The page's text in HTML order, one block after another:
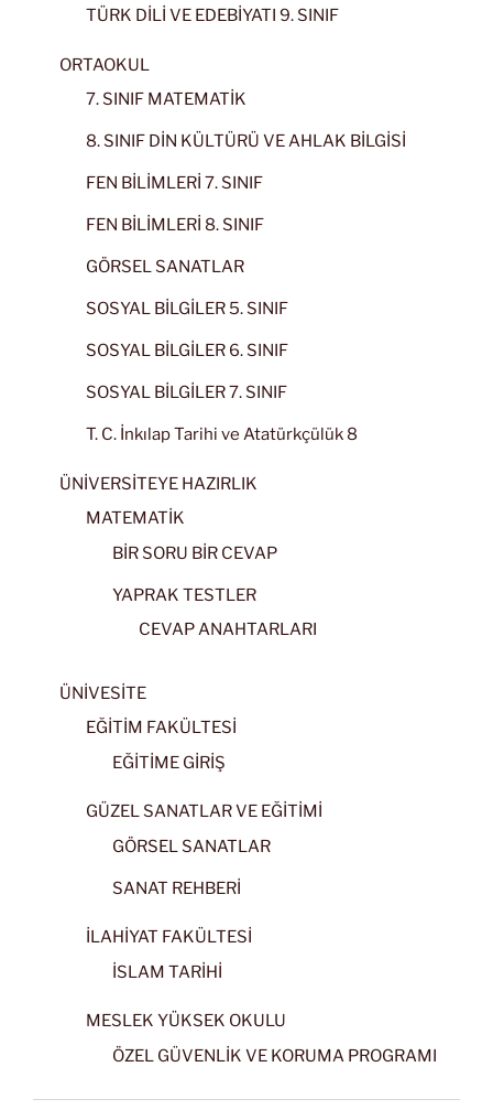
TÜRK DİLİ VE EDEBİYATI 9. SINIF
ORTAOKUL
7. SINIF MATEMATİK
8. SINIF DİN KÜLTÜRÜ VE AHLAK BİLGİSİ
FEN BİLİMLERİ 7. SINIF
FEN BİLİMLERİ 8. SINIF
GÖRSEL SANATLAR
SOSYAL BİLGİLER 5. SINIF
SOSYAL BİLGİLER 6. SINIF
SOSYAL BİLGİLER 7. SINIF
T. C. İnkılap Tarihi ve Atatürkçülük 8
ÜNİVERSİTEYE HAZIRLIK
MATEMATİK
BİR SORU BİR CEVAP
YAPRAK TESTLER
CEVAP ANAHTARLARI
ÜNİVESİTE
EĞİTİM FAKÜLTESİ
EĞİTİME GİRİŞ
GÜZEL SANATLAR VE EĞİTİMİ
GÖRSEL SANATLAR
SANAT REHBERİ
İLAHİYAT FAKÜLTESİ
İSLAM TARİHİ
MESLEK YÜKSEK OKULU
ÖZEL GÜVENLİK VE KORUMA PROGRAMI